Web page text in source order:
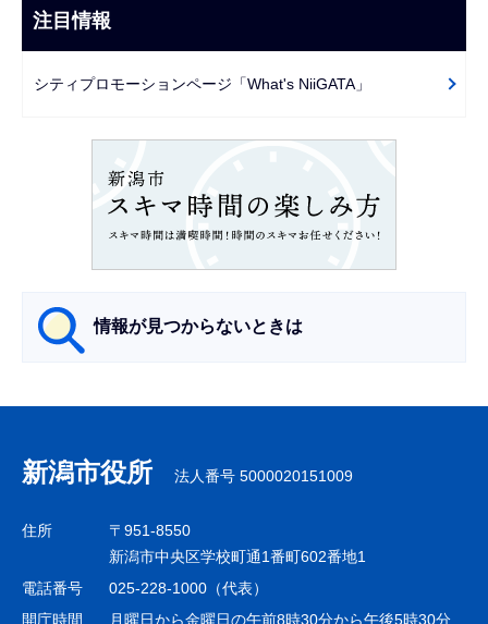
こ
ビ
ー
注目情報
シティプロモーションページ「What's NiiGATA」
情報が見つからないときは
ナ
ビ
ゲ
シ
ョ
新潟市役所 法人番号 5000020151009
住所
〒951-8550
新潟市中央区学校町通1番町602番地1
電話番号
025-228-1000（代表）
開庁時間
月曜日から金曜日の午前8時30分から午後5時30分